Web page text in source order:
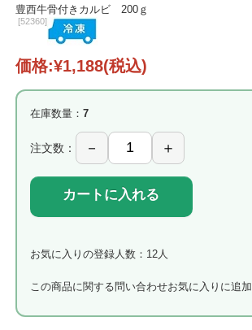
豊西牛骨付きカルビ 200ｇ
[52360]
価格:¥1,188(税込)
在庫数量： 7
注文数：
カートに入れる
お気に入りの登録人数：12人
この商品に関する問い合わせお気に入りに追加